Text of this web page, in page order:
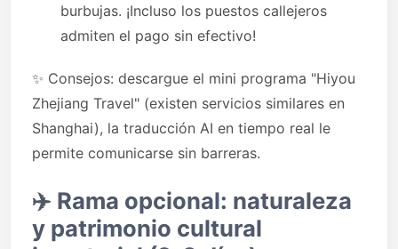
burbujas. ¡Incluso los puestos callejeros
admiten el pago sin efectivo!
✨ Consejos: descargue el mini programa "Hiyou
Zhejiang Travel" (existen servicios similares en
Shanghai), la traducción AI en tiempo real le
permite comunicarse sin barreras.
✈️ Rama opcional: naturaleza
y patrimonio cultural